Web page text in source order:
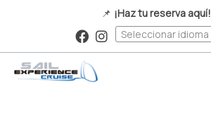
📌 ¡Haz tu reserva aquí!
Seleccionar idioma